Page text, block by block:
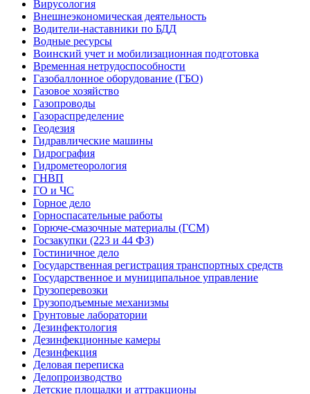
Вирусология
Внешнеэкономическая деятельность
Водители-наставники по БДД
Водные ресурсы
Воинский учет и мобилизационная подготовка
Временная нетрудоспособности
Газобаллонное оборудование (ГБО)
Газовое хозяйство
Газопроводы
Газораспределение
Геодезия
Гидравлические машины
Гидрография
Гидрометеорология
ГНВП
ГО и ЧС
Горное дело
Горноспасательные работы
Горюче-смазочные материалы (ГСМ)
Госзакупки (223 и 44 ФЗ)
Гостиничное дело
Государственная регистрация транспортных средств
Государственное и муниципальное управление
Грузоперевозки
Грузоподъемные механизмы
Грунтовые лаборатории
Дезинфектология
Дезинфекционные камеры
Дезинфекция
Деловая переписка
Делопроизводство
Детские площадки и аттракционы